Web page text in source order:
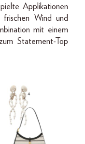
Applikationen
Wind und
mit einem
Statement-Top